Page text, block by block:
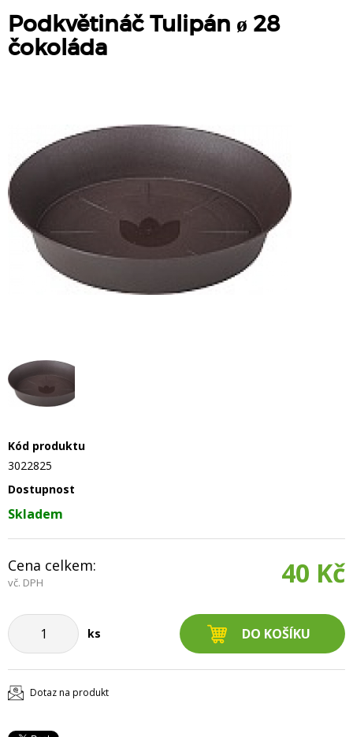
Podkvětináč Tulipán ø 28
čokoláda
Kód produktu
3022825
Dostupnost
Skladem
Cena celkem:
vč. DPH 40 Kč
ks
Dotaz na produkt